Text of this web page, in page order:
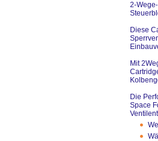
2-
Diese
Mit
Die
Space